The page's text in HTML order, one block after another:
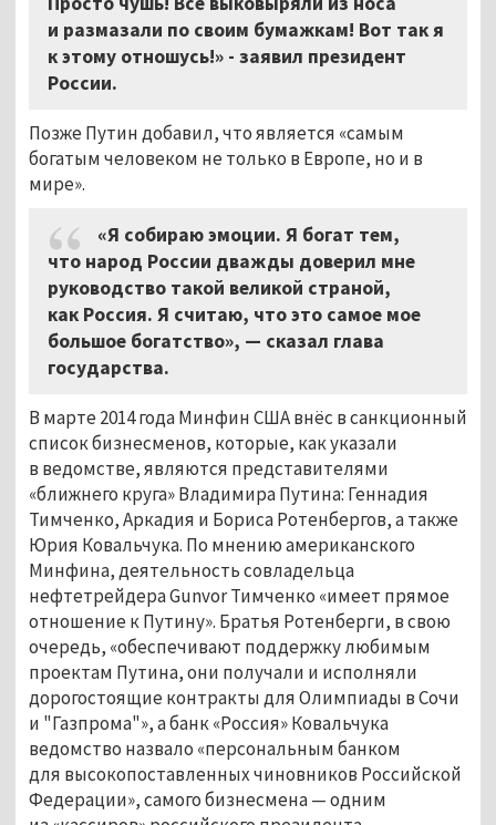
и размазали по своим бумажкам! Вот так я
к этому отношусь!» - заявил президент
России.
Позже Путин добавил, что является «самым
богатым человеком не только в Европе, но и в
мире».
«Я собираю эмоции. Я богат тем,
что народ России дважды доверил мне
руководство такой великой страной,
как Россия. Я считаю, что это самое мое
большое богатство», — сказал глава
государства.
В марте 2014 года Минфин США внёс в санкционный
список бизнесменов, которые, как указали
в ведомстве, являются представителями
«ближнего круга» Владимира Путина: Геннадия
Тимченко, Аркадия и Бориса Ротенбергов, а также
Юрия Ковальчука. По мнению американского
Минфина, деятельность совладельца
нефтетрейдера Gunvor Тимченко «имеет прямое
отношение к Путину». Братья Ротенберги, в свою
очередь, «обеспечивают поддержку любимым
проектам Путина, они получали и исполняли
дорогостоящие контракты для Олимпиады в Сочи
и "Газпрома"», а банк «Россия» Ковальчука
ведомство назвало «персональным банком
для высокопоставленных чиновников Российской
Федерации», самого бизнесмена — одним